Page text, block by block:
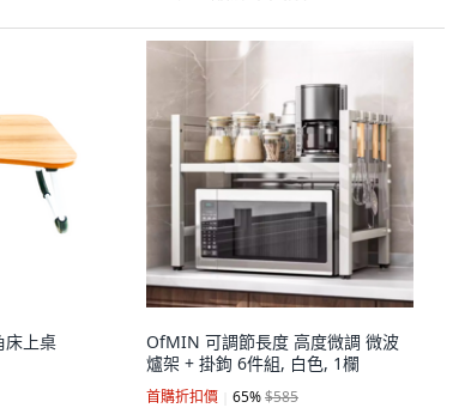
床上桌
OfMIN 可調節長度 高度微調 微波
爐架 + 掛鉤 6件組, 白色, 1欄
首購折扣價 65%$585